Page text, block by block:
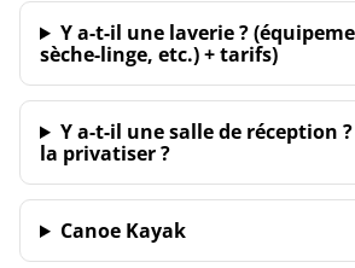
Y a-t-il une laverie ?
sèche-linge, etc.) + tarifs)
Y a-t-il une salle de réception
la privatiser ?
Canoe Kayak